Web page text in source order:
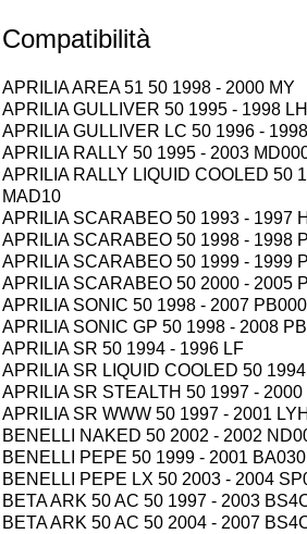
Compatibilità
APRILIA AREA 51 50 1998 - 2000 MY
APRILIA GULLIVER 50 1995 - 1998
APRILIA GULLIVER LC 50 1996 -
APRILIA RALLY 50 1995 - 2003
APRILIA RALLY LIQUID COOLED 50
MAD10
APRILIA SCARABEO 50 1993 - 1997
APRILIA SCARABEO 50 1998 - 1998
APRILIA SCARABEO 50 1999 - 1999
APRILIA SCARABEO 50 2000 - 2005
APRILIA SONIC 50 1998 - 2007
APRILIA SONIC GP 50 1998 - 2008
APRILIA SR 50 1994 - 1996 LF
APRILIA SR LIQUID COOLED 50
APRILIA SR STEALTH 50 1997 - 2000
APRILIA SR WWW 50 1997 - 2001
BENELLI NAKED 50 2002 - 2002
BENELLI PEPE 50 1999 - 2001
BENELLI PEPE LX 50 2003 - 2004
BETA ARK 50 AC 50 1997 - 2003
BETA ARK 50 AC 50 2004 - 2007